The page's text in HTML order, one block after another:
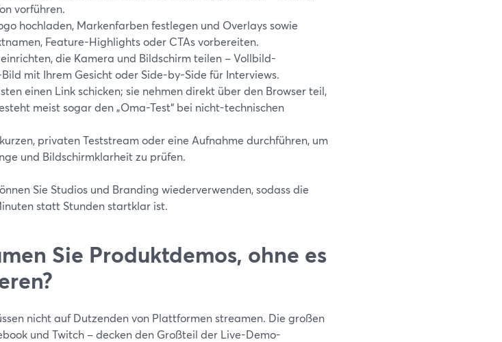
vorführen.
hochladen, Markenfarben festlegen und Overlays sowie
Feature-Highlights oder CTAs vorbereiten.
einrichten, die Kamera und Bildschirm teilen – Vollbild-
mit Ihrem Gesicht oder Side-by-Side für Interviews.
einen Link schicken; sie nehmen direkt über den Browser teil,
meist sogar den „Oma-Test“ bei nicht-technischen
privaten Teststream oder eine Aufnahme durchführen, um
und Bildschirmklarheit zu prüfen.
Sie Studios und Branding wiederverwenden, sodass die
statt Stunden startklar ist.
Sie Produktdemos, ohne es
nicht auf Dutzenden von Plattformen streamen. Die großen
und Twitch – decken den Großteil der Live-Demo-